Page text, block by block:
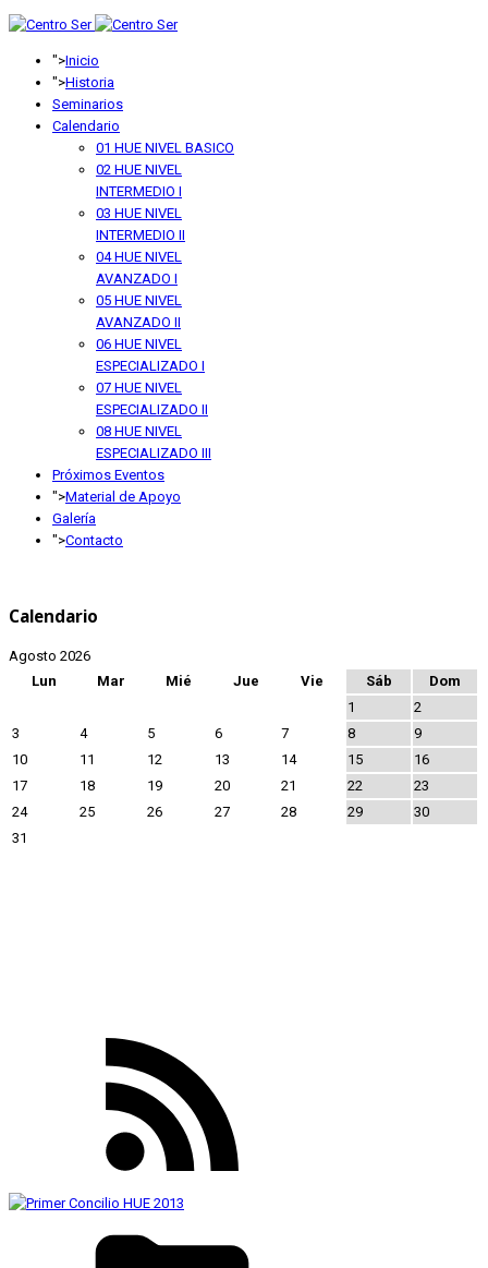
">Inicio
">Historia
Seminarios
Calendario
01 HUE NIVEL BASICO
02 HUE NIVEL
INTERMEDIO I
03 HUE NIVEL
INTERMEDIO II
04 HUE NIVEL
AVANZADO I
05 HUE NIVEL
AVANZADO II
06 HUE NIVEL
ESPECIALIZADO I
07 HUE NIVEL
ESPECIALIZADO II
08 HUE NIVEL
ESPECIALIZADO III
Próximos Eventos
">Material de Apoyo
Galería
">Contacto
Calendario
anterior
anterior
año
mes
Agosto 2026
Lun
Mar Mié Jue Vie Sáb
Dom
1
2
3
4 5 6 7 8
9
10
11 12 13 14 15
16
17
18 19 20 21 22
23
24
25 26 27 28 29
30
31